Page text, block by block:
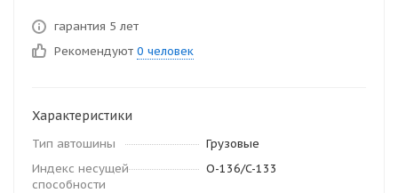
гарантия 5 лет
Рекомендуют 0 человек
Характеристики
Тип автошины
Грузовые
Индекс несущей
способности
O-136/C-133